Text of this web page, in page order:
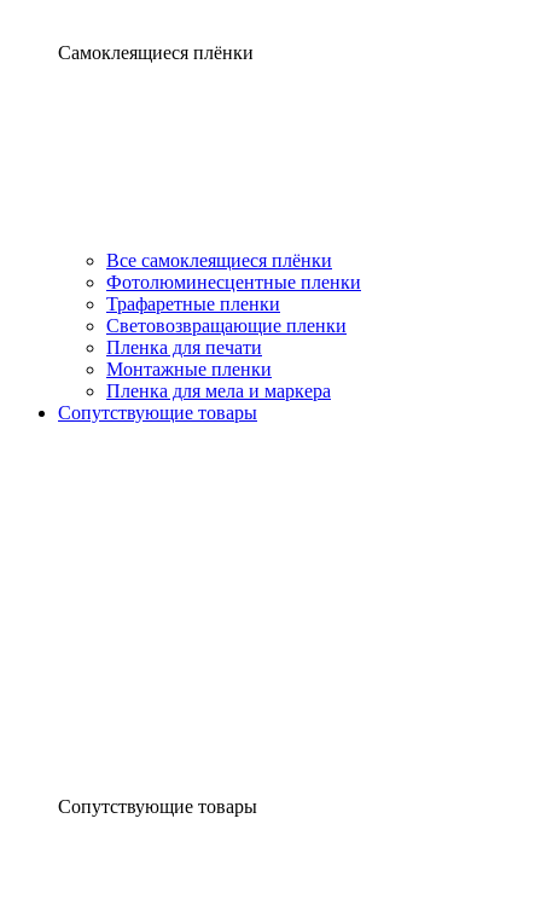
Самоклеящиеся плёнки
Все самоклеящиеся плёнки
Фотолюминесцентные пленки
Трафаретные пленки
Световозвращающие пленки
Пленка для печати
Монтажные пленки
Пленка для мела и маркера
Сопутствующие товары
Сопутствующие товары